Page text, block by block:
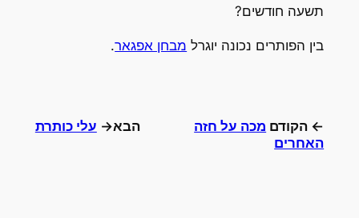
תשעה חודשים?
בין הפותרים נכונה יוגרל מבחן אפגאר.
← הקודם מכה על חזה
האחרים
הבא→ עלי כותרת